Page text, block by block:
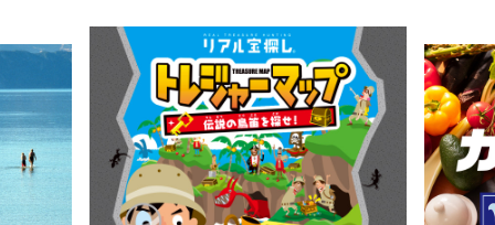
レストラン・カフェ
TAX FREE
PARCOメンバーズ
ภาษาไทย
日本語